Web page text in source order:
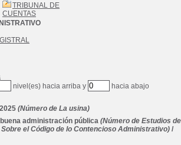
TRIBUNAL DE
CUENTAS
nivel(es) hacia arriba y hacia abajo
(Número de La usina)
administración pública (Número de Estudios de
el Código de lo Contencioso Administrativo) /